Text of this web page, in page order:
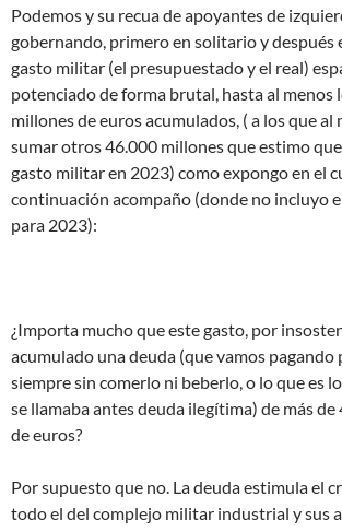
Podemos y su recua de apoyantes de
gobernando, primero en solitario y después
gasto militar (el presupuestado y el real)
potenciado de forma brutal, hasta al menos
millones de euros acumulados, ( a los que al
sumar otros 46.000 millones que estimo
gasto militar en 2023) como expongo en el
continuación acompaño (donde no incluyo
para 2023):
¿Importa mucho que este gasto, por
acumulado una deuda (que vamos pagando
siempre sin comerlo ni beberlo, o lo que es
se llamaba antes deuda ilegítima) de más
de euros?
Por supuesto que no. La deuda estimula el
todo el del complejo militar industrial y sus